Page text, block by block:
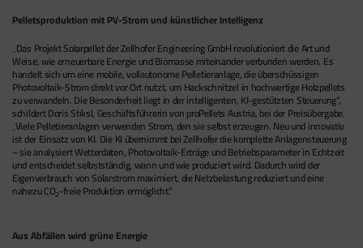
Pelletsproduktion mit PV-Strom und künstlicher Intelligenz
„Das Projekt Solarpellet der Zellhofer Engineering GmbH revolutioniert die Art und
Weise, wie erneuerbare Energie und Biomasse miteinander verbunden werden. Es
handelt sich um eine mobile, vollautonome Pelletieranlage, die überschüssigen
Photovoltaik-Strom direkt vor Ort nutzt, um Hackschnitzel in hochwertige Holzpellets
zu verwandeln. Die Besonderheit liegt in der intelligenten, KI-gestützten Steuerung“,
schildert Doris Stiksl, Geschäftsführerin von proPellets Austria, bei der Preisübergabe.
„Viele Pelletieranlagen verwenden Strom, den sie selbst erzeugen. Neu und innovativ
ist der Einsatz von KI. Die KI übernimmt bei Zellhofer die komplette Anlagensteuerung
– sie analysiert Wetterdaten, Photovoltaik-Erträge und Betriebsparameter in Echtzeit
und entscheidet selbstständig, wann und wie produziert wird. Dadurch wird der
Eigenverbrauch von Solarstrom maximiert, die Netzbelastung reduziert und eine
nahezu CO2-freie Produktion ermöglicht.“
Aus Abfällen wird grüne Energie